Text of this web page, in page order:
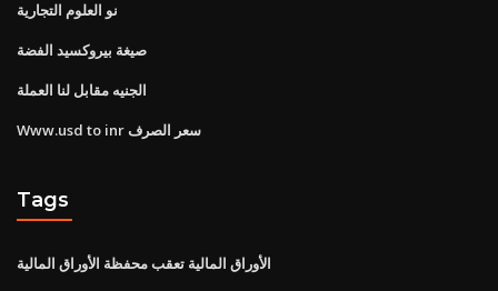
نو العلوم التجارية
صيغة بيروكسيد الفضة
الجنيه مقابل لنا العملة
Www.usd to inr سعر الصرف
Tags
الأوراق المالية تعقب محفظة الأوراق المالية